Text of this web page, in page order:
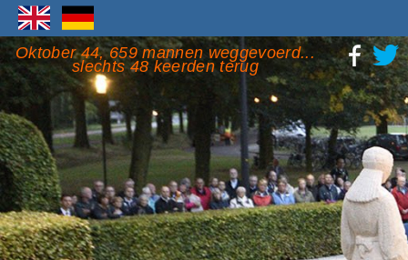
Oktober 44, 659 mannen weggevoerd...
slechts 48 keerden terug